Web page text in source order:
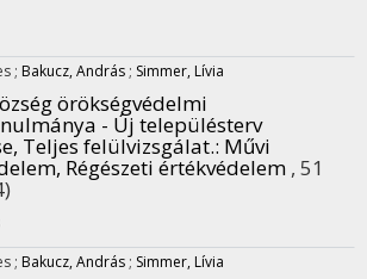
; Bakucz, András ; Simmer, Lívia
örökségvédelmi
- Új településterv
Teljes felülvizsgálat.: Művi
Régészeti értékvédelem , 51
; Bakucz, András ; Simmer, Lívia